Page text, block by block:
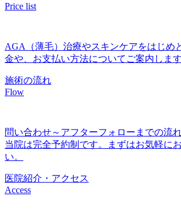
Price list
AGA（薄毛）治療やスキンケアをはじめ
金や、お支払い方法についてご案内します
施術の流れ
Flow
問い合わせ～アフターフォローまでの流
当院は完全予約制です。まずはお気軽に
い。
医院紹介・アクセス
Access